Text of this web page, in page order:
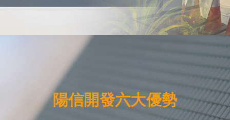
陽信開發六大優勢